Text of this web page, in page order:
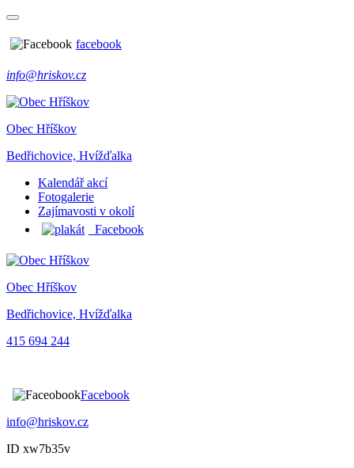
facebook
info@hriskov.cz
Obec Hříškov
Bedřichovice, Hvížďalka
Kalendář akcí
Fotogalerie
Zajímavosti v okolí
Facebook
Obec Hříškov
Bedřichovice, Hvížďalka
415 694 244
Facebook
info@hriskov.cz
ID xw7b35v